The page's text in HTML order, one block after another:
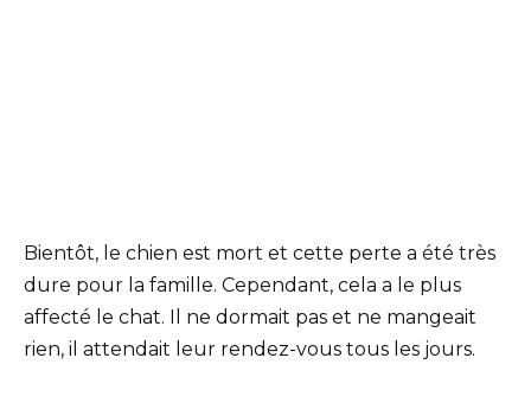
Bientôt, le chien est mort et cette perte a été très
dure pour la famille. Cependant, cela a le plus
affecté le chat. Il ne dormait pas et ne mangeait
rien, il attendait leur rendez-vous tous les jours.